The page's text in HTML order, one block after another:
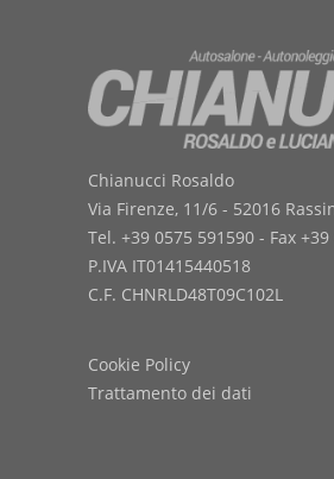
Chianucci Rosaldo
Via Firenze, 11/6 - 52016
Tel. +39 0575 591590 - Fax
P.IVA IT01415440518
C.F. CHNRLD48T09C102L
Cookie Policy
Trattamento dei dati